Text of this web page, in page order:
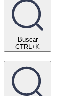
Buscar
CTRL+K